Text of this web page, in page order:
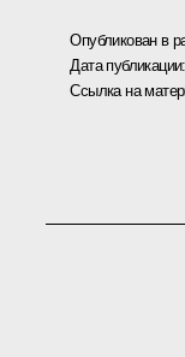
Опубликован в
Дата публикации:
Ссылка на